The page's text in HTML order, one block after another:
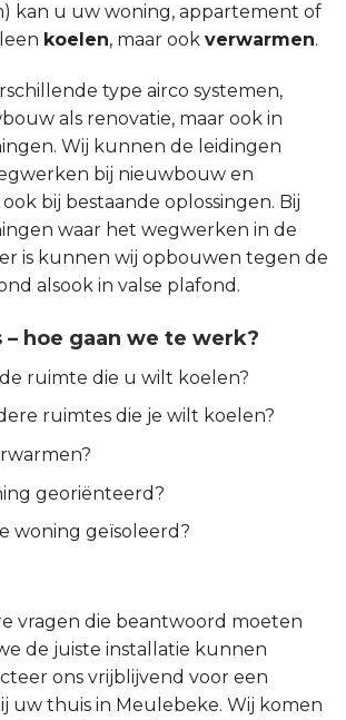
kan u uw woning, appartement of
koelen, maar ook verwarmen.
type airco systemen,
als renovatie, maar ook in
Wij kunnen de leidingen
bij nieuwbouw en
bij bestaande oplossingen. Bij
waar het wegwerken in de
is kunnen wij opbouwen tegen de
alsook in valse plafond.
– hoe gaan we te werk?
ruimte die u wilt koelen?
ruimtes die je wilt koelen?
georiënteerd?
woning geïsoleerd?
vragen die beantwoord moeten
de juiste installatie kunnen
ons vrijblijvend voor een
uw thuis in Meulebeke. Wij komen